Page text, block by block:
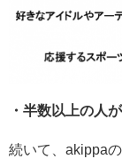
・半数以上の人
続いて、akippa